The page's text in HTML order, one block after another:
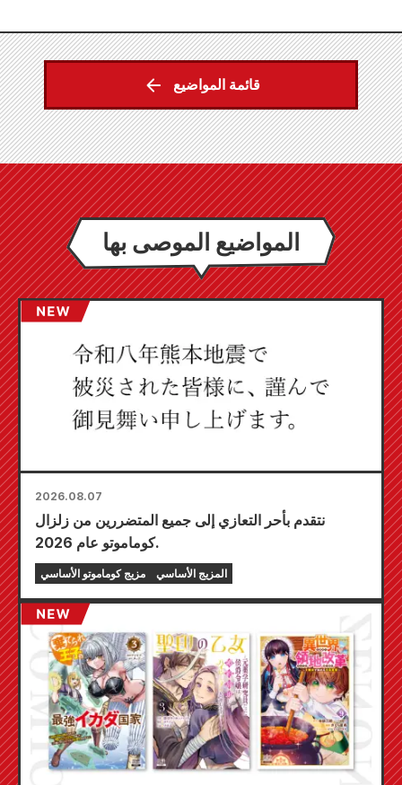
قائمة المواضيع
المواضيع الموصى بها
2026.08.07
نتقدم بأحر التعازي إلى جميع المتضررين من زلزال
كوماموتو عام 2026.
مزيج كوماموتو الأساسي المزيج الأساسي